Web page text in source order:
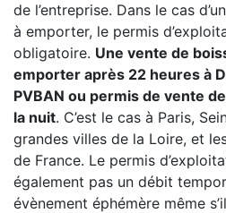
de l’entreprise. Dans le cas
à emporter, le permis
obligatoire. Une vente de
emporter après 22 heures à
PVBAN ou permis de vente
la nuit. C’est le cas à Paris,
grandes villes de la Loire, et
de France. Le permis
également pas un débit
évènement éphémère même